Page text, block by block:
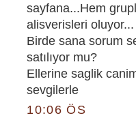
sayfana...Hem
alisverisleri oluyor...
Birde sana sorum
satılıyor mu?
Ellerine saglik
sevgilerle
10:06 ÖS